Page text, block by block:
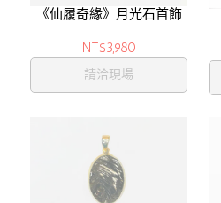
《仙履奇緣》月光石首飾
NT$3,980
請洽現場